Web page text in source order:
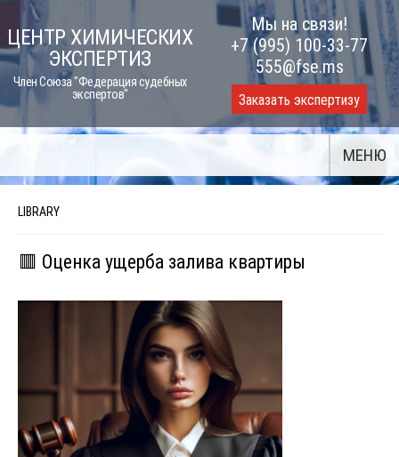
Skip
to
content
ЦЕНТР ХИМИЧЕСКИХ
ЭКСПЕРТИЗ
Член Союза "Федерация судебных
экспертов"
Мы на связи!
+7 (995) 100-33-77
555@fse.ms
Заказать экспертизу
МЕНЮ
LIBRARY
🟥 Оценка ущерба залива квартиры